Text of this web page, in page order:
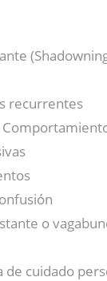
recurrentes
o
de cuidado